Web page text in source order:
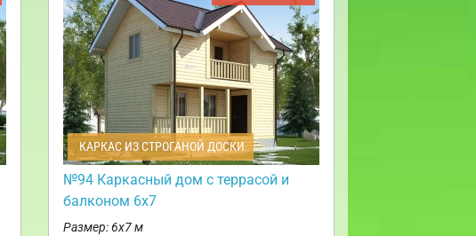
КАРКАС ИЗ СТРОГАНОЙ ДОСКИ
№94 Каркасный дом с террасой и
балконом 6х7
Размер: 6х7 м